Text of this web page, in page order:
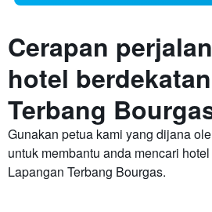
Cerapan
hotel
Terbang
Gunakan petua kami yang dijana
untuk membantu anda mencari
Lapangan Terbang Bourgas.